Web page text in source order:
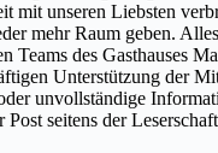
mit unseren Liebsten
mehr Raum geben.
des Gasthauses
Unterstützung der
unvollständige
seitens der